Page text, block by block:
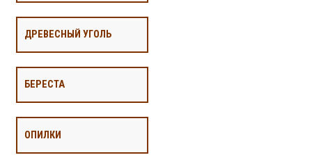
ДРЕВЕСНЫЙ УГОЛЬ
БЕРЕСТА
ОПИЛКИ